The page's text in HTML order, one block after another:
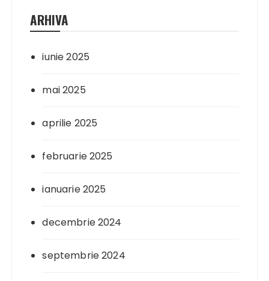
ARHIVA
iunie 2025
mai 2025
aprilie 2025
februarie 2025
ianuarie 2025
decembrie 2024
septembrie 2024